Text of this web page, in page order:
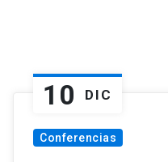
10 DIC
Conferencias